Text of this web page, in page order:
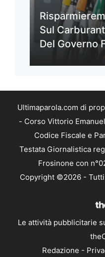
Sul
Del Governo
Ultimaparola.com di
- Corso Vittorio
Codice Fiscale e
Testata Giornalistica
Frosinone con
Copyright ©2026 -
Le attività pubblicitarie
Redazione -